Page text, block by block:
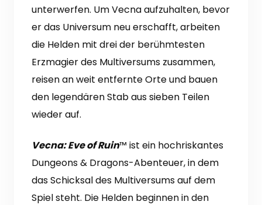
unterwerfen. Um Vecna aufzuhalten, bevor
er das Universum neu erschafft, arbeiten
die Helden mit drei der berühmtesten
Erzmagier des Multiversums zusammen,
reisen an weit entfernte Orte und bauen
den legendären Stab aus sieben Teilen
wieder auf.
Vecna: Eve of Ruin™ ist ein hochriskantes
Dungeons & Dragons-Abenteuer, in dem
das Schicksal des Multiversums auf dem
Spiel steht. Die Helden beginnen in den